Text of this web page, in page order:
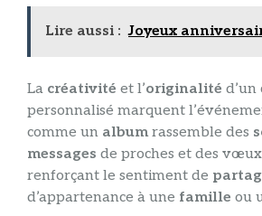
Lire aussi : Joyeux
La créativité et l’originalité d’un
personnalisé marquent
comme un albumrassemble des
messages de proches et des
renforçant le sentiment de
d’appartenance à une famille ou